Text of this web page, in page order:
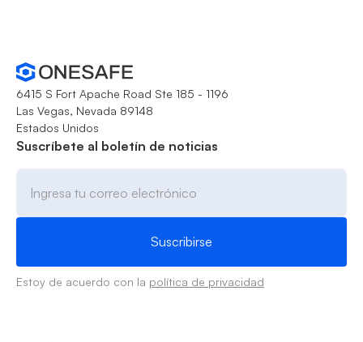
6415 S Fort Apache Road Ste 185 - 1196
Las Vegas, Nevada 89148
Estados Unidos
Suscríbete al boletín de noticias
Estoy de acuerdo con la política de privacidad